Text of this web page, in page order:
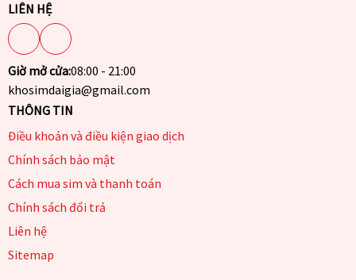
LIÊN HỆ
Giờ mở cửa:08:00 - 21:00
khosimdaigia@gmail.com
THÔNG TIN
Điều khoản và điều kiện giao dịch
Chính sách bảo mật
Cách mua sim và thanh toán
Chính sách đổi trả
Liên hệ
Sitemap